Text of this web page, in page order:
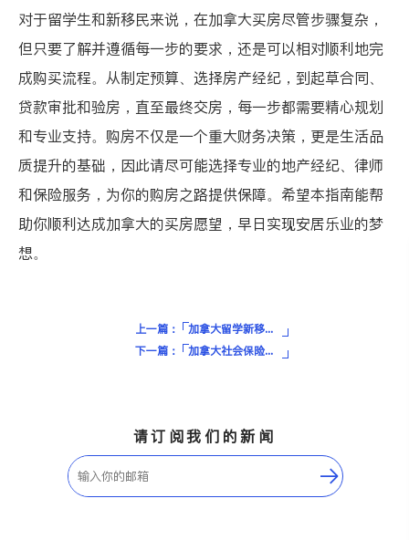
对于留学生和新移民来说，在加拿大买房尽管步骤复杂，
但只要了解并遵循每一步的要求，还是可以相对顺利地完
成购买流程。从制定预算、选择房产经纪，到起草合同、
贷款审批和验房，直至最终交房，每一步都需要精心规划
和专业支持。购房不仅是一个重大财务决策，更是生活品
质提升的基础，因此请尽可能选择专业的地产经纪、律师
和保险服务，为你的购房之路提供保障。希望本指南能帮
助你顺利达成加拿大的买房愿望，早日实现安居乐业的梦
想。
上一篇：
加拿大留学新移民报税指南，退税和福利补助申请别错过！
下一篇：
加拿大社会保险号SIN如何申请？报税退税和领福利必备神器！
请订阅我们的新闻